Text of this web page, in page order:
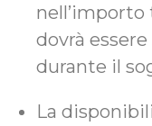
nell’importo
dovrà
durante il
La